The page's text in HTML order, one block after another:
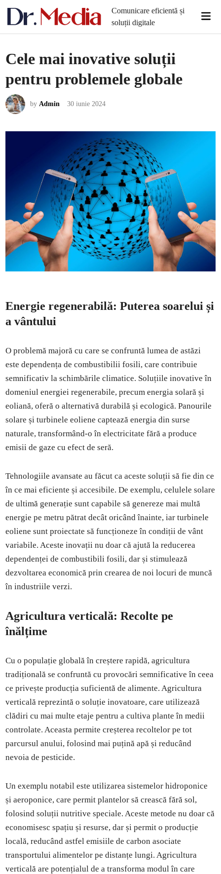
Comunicare eficientă și
soluții digitale
Cele mai inovative soluții
pentru problemele globale
byAdmin 30 iunie 2024
Energie regenerabilă: Puterea soarelui și
a vântului
O problemă majoră cu care se confruntă lumea de astăzi
este dependența de combustibilii fosili, care contribuie
semnificativ la schimbările climatice. Soluțiile inovative în
domeniul energiei regenerabile, precum energia solară și
eoliană, oferă o alternativă durabilă și ecologică. Panourile
solare și turbinele eoliene captează energia din surse
naturale, transformând-o în electricitate fără a produce
emisii de gaze cu efect de seră.
Tehnologiile avansate au făcut ca aceste soluții să fie din ce
în ce mai eficiente și accesibile. De exemplu, celulele solare
de ultimă generație sunt capabile să genereze mai multă
energie pe metru pătrat decât oricând înainte, iar turbinele
eoliene sunt proiectate să funcționeze în condiții de vânt
variabile. Aceste inovații nu doar că ajută la reducerea
dependenței de combustibili fosili, dar și stimulează
dezvoltarea economică prin crearea de noi locuri de muncă
în industriile verzi.
Agricultura verticală: Recolte pe
înălțime
Cu o populație globală în creștere rapidă, agricultura
tradițională se confruntă cu provocări semnificative în ceea
ce privește producția suficientă de alimente. Agricultura
verticală reprezintă o soluție inovatoare, care utilizează
clădiri cu mai multe etaje pentru a cultiva plante în medii
controlate. Aceasta permite creșterea recoltelor pe tot
parcursul anului, folosind mai puțină apă și reducând
nevoia de pesticide.
Un exemplu notabil este utilizarea sistemelor hidroponice
și aeroponice, care permit plantelor să crească fără sol,
folosind soluții nutritive speciale. Aceste metode nu doar că
economisesc spațiu și resurse, dar și permit o producție
locală, reducând astfel emisiile de carbon asociate
transportului alimentelor pe distanțe lungi. Agricultura
verticală are potențialul de a transforma modul în care